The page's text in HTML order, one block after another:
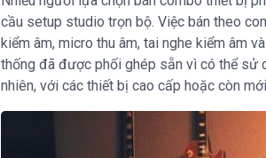
cầu setup studio trọn bộ. Việc bán theo
kiểm âm, micro thu âm, tai nghe kiểm âm
thống đã được phối ghép sẵn vì có thể sử
nhiên, với các thiết bị cao cấp hoặc còn